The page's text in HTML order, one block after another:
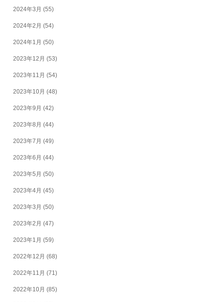
2024年3月 (55)
2024年2月 (54)
2024年1月 (50)
2023年12月 (53)
2023年11月 (54)
2023年10月 (48)
2023年9月 (42)
2023年8月 (44)
2023年7月 (49)
2023年6月 (44)
2023年5月 (50)
2023年4月 (45)
2023年3月 (50)
2023年2月 (47)
2023年1月 (59)
2022年12月 (68)
2022年11月 (71)
2022年10月 (85)